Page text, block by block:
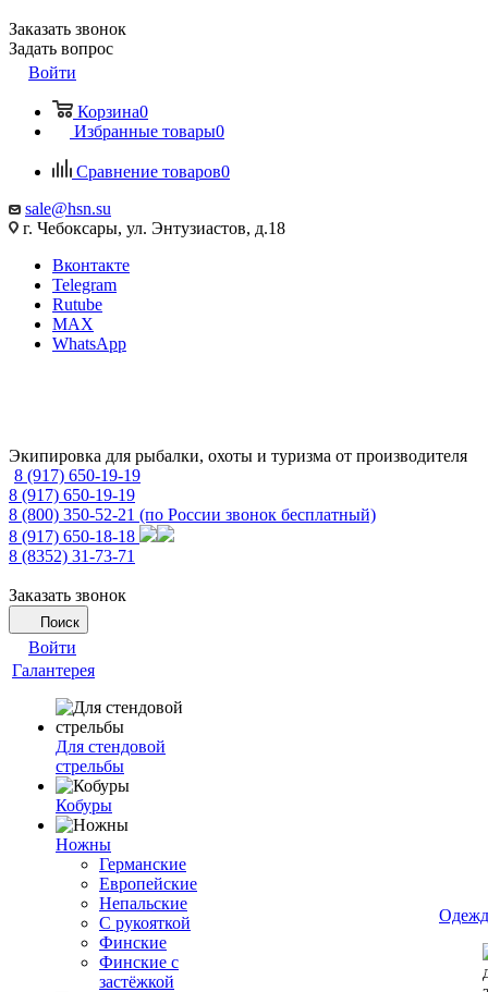
Заказать звонок
Задать вопрос
Войти
Корзина0
Избранные товары0
Сравнение товаров0
sale@hsn.su
г. Чебоксары, ул. Энтузиастов, д.18
Вконтакте
Telegram
Rutube
MAX
WhatsApp
Экипировка для рыбалки, охоты и туризма от производителя
8 (917) 650-19-19
8 (917) 650-19-19
8 (800) 350-52-21 (по России звонок бесплатный)
8 (917) 650-18-18
8 (8352) 31-73-71
Заказать звонок
Поиск
Войти
Галантерея
Для стендовой
стрельбы
Кобуры
Ножны
Германские
Европейские
Непальские
С рукояткой
Финские
Финские с
застёжкой